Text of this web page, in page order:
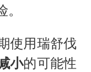
使用瑞舒伐
小的可能性